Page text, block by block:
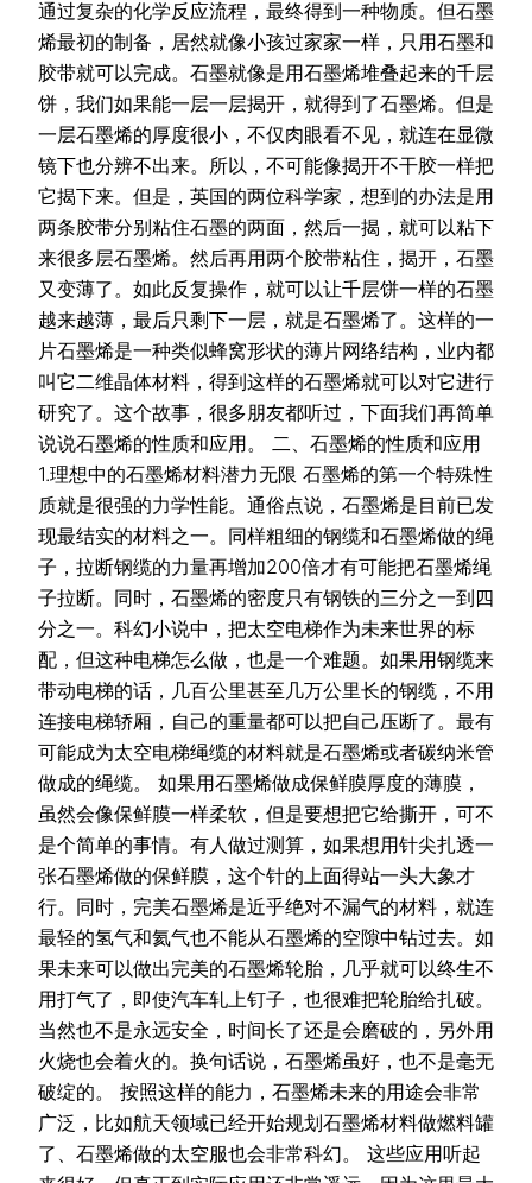
通过复杂的化学反应流程，最终得到一种物质。但石墨
烯最初的制备，居然就像小孩过家家一样，只用石墨和
胶带就可以完成。石墨就像是用石墨烯堆叠起来的千层
饼，我们如果能一层一层揭开，就得到了石墨烯。但是
一层石墨烯的厚度很小，不仅肉眼看不见，就连在显微
镜下也分辨不出来。所以，不可能像揭开不干胶一样把
它揭下来。但是，英国的两位科学家，想到的办法是用
两条胶带分别粘住石墨的两面，然后一揭，就可以粘下
来很多层石墨烯。然后再用两个胶带粘住，揭开，石墨
又变薄了。如此反复操作，就可以让千层饼一样的石墨
越来越薄，最后只剩下一层，就是石墨烯了。这样的一
片石墨烯是一种类似蜂窝形状的薄片网络结构，业内都
叫它二维晶体材料，得到这样的石墨烯就可以对它进行
研究了。这个故事，很多朋友都听过，下面我们再简单
说说石墨烯的性质和应用。 二、石墨烯的性质和应用
1.理想中的石墨烯材料潜力无限 石墨烯的第一个特殊性
质就是很强的力学性能。通俗点说，石墨烯是目前已发
现最结实的材料之一。同样粗细的钢缆和石墨烯做的绳
子，拉断钢缆的力量再增加200倍才有可能把石墨烯绳
子拉断。同时，石墨烯的密度只有钢铁的三分之一到四
分之一。科幻小说中，把太空电梯作为未来世界的标
配，但这种电梯怎么做，也是一个难题。如果用钢缆来
带动电梯的话，几百公里甚至几万公里长的钢缆，不用
连接电梯轿厢，自己的重量都可以把自己压断了。最有
可能成为太空电梯绳缆的材料就是石墨烯或者碳纳米管
做成的绳缆。 如果用石墨烯做成保鲜膜厚度的薄膜，
虽然会像保鲜膜一样柔软，但是要想把它给撕开，可不
是个简单的事情。有人做过测算，如果想用针尖扎透一
张石墨烯做的保鲜膜，这个针的上面得站一头大象才
行。同时，完美石墨烯是近乎绝对不漏气的材料，就连
最轻的氢气和氦气也不能从石墨烯的空隙中钻过去。如
果未来可以做出完美的石墨烯轮胎，几乎就可以终生不
用打气了，即使汽车轧上钉子，也很难把轮胎给扎破。
当然也不是永远安全，时间长了还是会磨破的，另外用
火烧也会着火的。换句话说，石墨烯虽好，也不是毫无
破绽的。 按照这样的能力，石墨烯未来的用途会非常
广泛，比如航天领域已经开始规划石墨烯材料做燃料罐
了、石墨烯做的太空服也会非常科幻。 这些应用听起